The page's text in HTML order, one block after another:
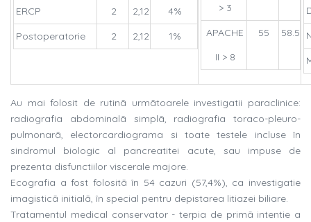
ERCP
2 2,12
4%
Postoperatorie
2 2,12 1%
> 3
APACHE
II > 8
55 58.5
Au mai folosit de rutinã urmãtoarele investigatii paraclinice:
radiografia abdominalã simplã, radiografia toraco-pleuro-
pulmonarã, electorcardiograma si toate testele incluse în
sindromul biologic al pancreatitei acute, sau impuse de
prezenta disfunctiilor viscerale majore.
Ecografia a fost folositã în 54 cazuri (57,4%), ca investigatie
imagisticã initialã, în special pentru depistarea litiazei biliare.
Tratamentul medical conservator - terpia de primã intentie a